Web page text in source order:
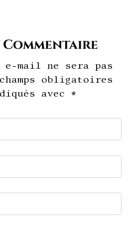
e-mail ne sera pas
obligatoires
avec *